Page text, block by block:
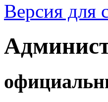
Версия для